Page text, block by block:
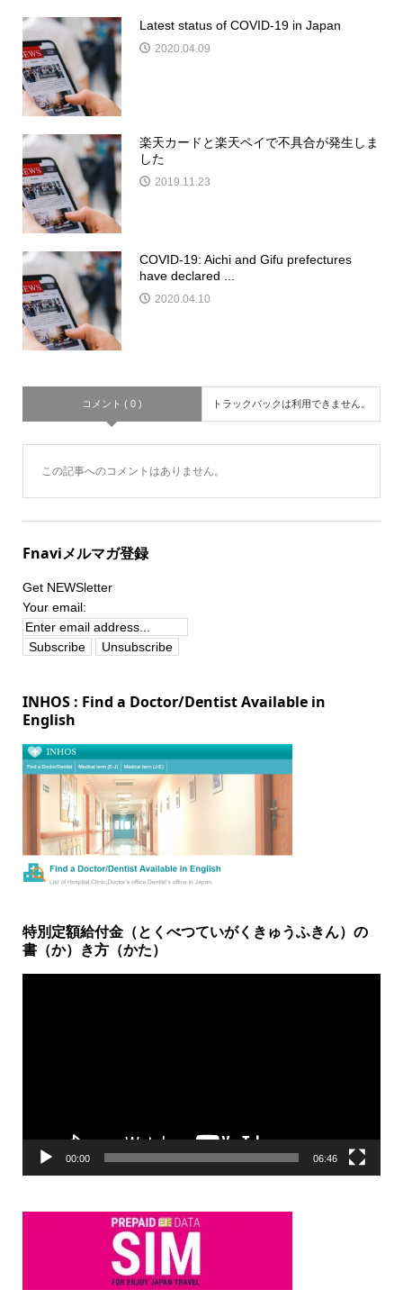
Latest status of COVID-19 in Japan
2020.04.09
楽天カードと楽天ペイで不具合が発生しま
した
2019.11.23
COVID-19: Aichi and Gifu prefectures
have declared ...
2020.04.10
コメント ( 0 ) トラックバックは利用できません。
この記事へのコメントはありません。
Fnaviメルマガ登録
Get NEWSletter
Your email:
INHOS : Find a Doctor/Dentist Available in
English
特別定額給付金（とくべつていがくきゅうふきん）の
書（か）き方（かた）
00:00 06:46